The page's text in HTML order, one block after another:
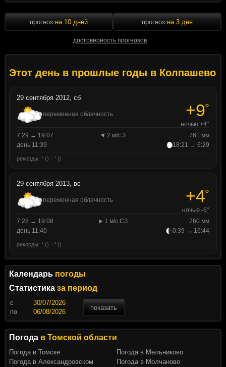
прогноз на 10 дней
достоверность прогнозов
прогноз на 3 дня
Этот день в прошлые годы в Колпашево
29 сентября 2012, сб
переменная облачность +9°
ночью +4°
7:29 → 19:07
2 м/с З
761 мм
день 11:39
18:21 → 6:29
рекорды: ° () · ° ()
29 сентября 2013, вс
переменная облачность +4°
ночью -6°
7:28 → 19:08
1 м/с СЗ
760 мм
день 11:40
0:39 → 16:44
рекорды: ° () · ° ()
Календарь погоды
Статистика за период
c
показать
по
Погода в Томской области
Погода в Томске
Погода в Александровском
Погода в Мельниково
Погода в Молчаново